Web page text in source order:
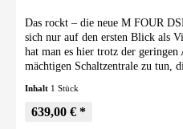
Das rockt – die neue M FOUR
sich nur auf den ersten Blick als
hat man es hier trotz der geringen
mächtigen Schaltzentrale zu tun,
Inhalt 1 Stück
639,00 € *